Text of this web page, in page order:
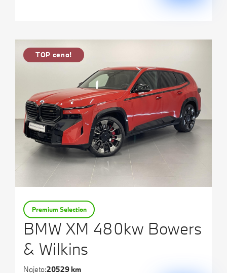
TOP cena!
BMW XM 480kw Bowers
& Wilkins
Premium Selection
Najeto:20529 km